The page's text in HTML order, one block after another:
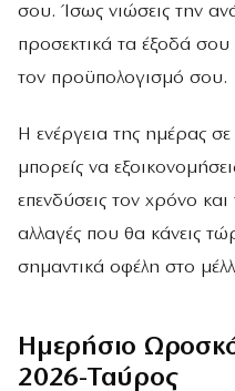
σου. Ίσως νιώσεις την
προσεκτικά τα έξοδά
τον προϋπολογισμό σου.
Η ενέργεια της ημέρας
μπορείς να
επενδύσεις τον χρόνο
αλλαγές που θα κάνεις
σημαντικά οφέλη στο
Ημερήσιο
2026-Ταύρος